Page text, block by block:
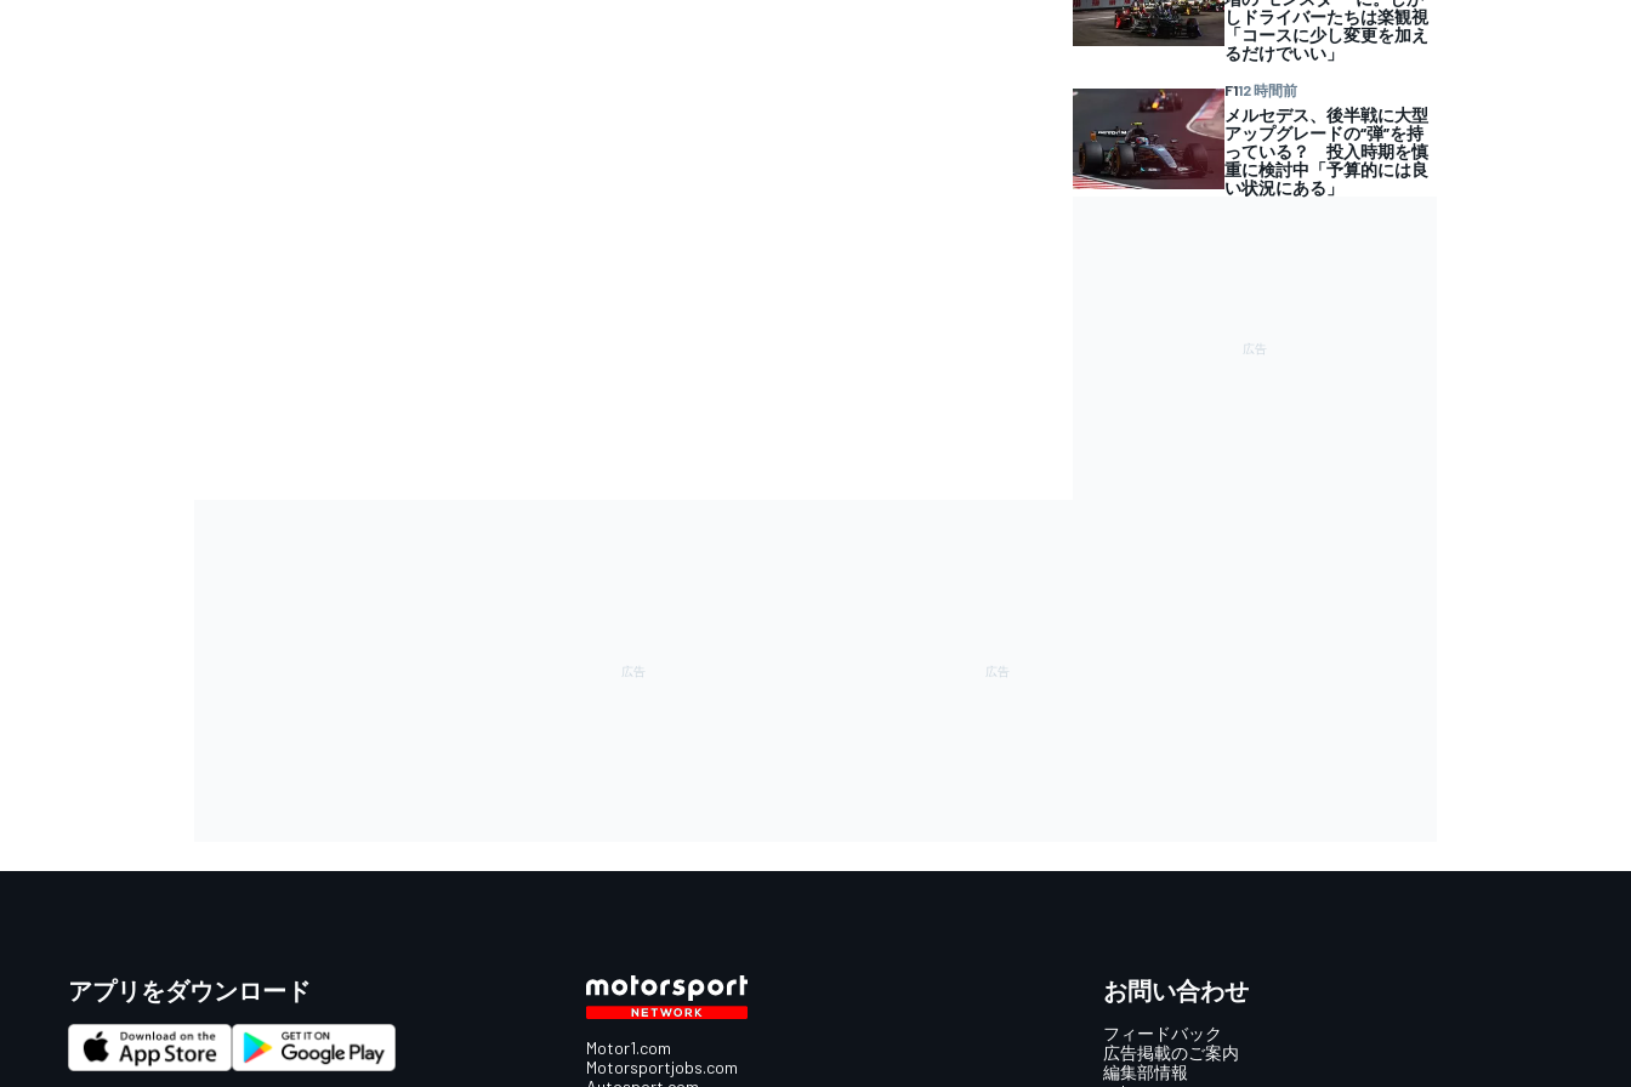
しドライバーたちは楽観視
「コースに少し変更を加え
るだけでいい」
F112 時間前
メルセデス、後半戦に大型
アップグレードの“弾”を持
っている？ 投入時期を慎
重に検討中「予算的には良
い状況にある」
アプリをダウンロード
Motor1.com
Motorsportjobs.com
お問い合わせ
フィードバック
広告掲載のご案内
編集部情報